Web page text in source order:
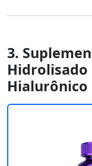
3.
Hidrolisado
Hialurônico